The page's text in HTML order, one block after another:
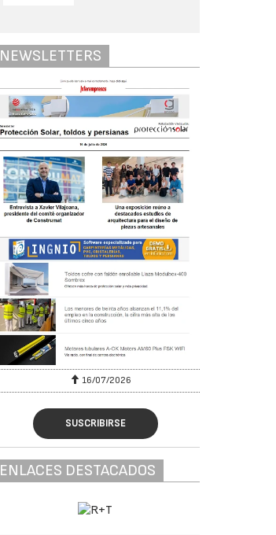
NEWSLETTERS
16/07/2026
SUSCRIBIRSE
ENLACES DESTACADOS